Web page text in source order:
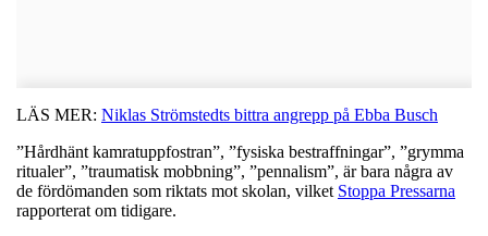
LÄS MER: Niklas Strömstedts bittra angrepp på Ebba Busch
”Hårdhänt kamratuppfostran”, ”fysiska bestraffningar”, ”grymma
ritualer”, ”traumatisk mobbning”, ”pennalism”, är bara några av
de fördömanden som riktats mot skolan, vilket Stoppa Pressarna
rapporterat om tidigare.